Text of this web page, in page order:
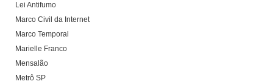
Lei Antifumo
Marco Civil da Internet
Marco Temporal
Marielle Franco
Mensalão
Metrô SP